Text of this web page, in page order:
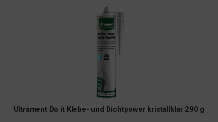
Ultrament Do it Klebe- und Dichtpower kristallklar 290 g